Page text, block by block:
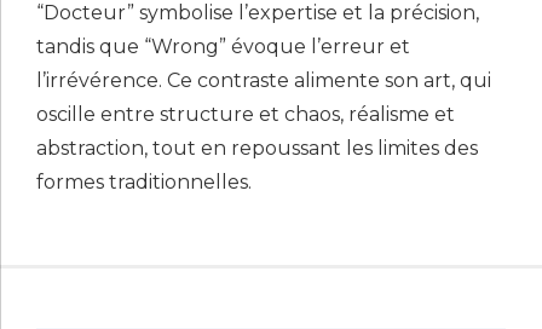
“Docteur” symbolise l’expertise et la précision,
tandis que “Wrong” évoque l’erreur et
l’irrévérence. Ce contraste alimente son art, qui
oscille entre structure et chaos, réalisme et
abstraction, tout en repoussant les limites des
formes traditionnelles.